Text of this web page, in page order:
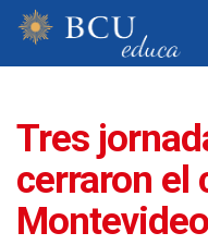
Tres
cerraron el
Montevideo